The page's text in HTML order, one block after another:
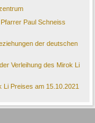
Paul Schneiss
der deutschen
Verleihung des Mirok Li
Li Preises am 15.10.2021